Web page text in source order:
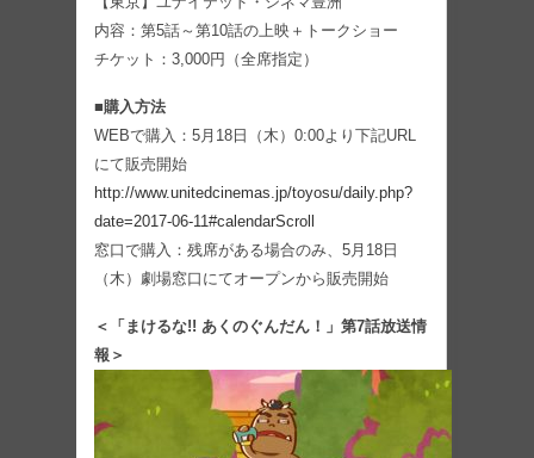
内容：第5話～第10話の上映＋トークショー
チケット：3,000円（全席指定）
■購入方法
WEBで購入：5月18日（木）0:00より下記URL
にて販売開始
http://www.unitedcinemas.jp/toyosu/daily.php?
date=2017-06-11#calendarScroll
窓口で購入：残席がある場合のみ、5月18日
（木）劇場窓口にてオープンから販売開始
＜「まけるな!! あくのぐんだん！」第7話放送情
報＞